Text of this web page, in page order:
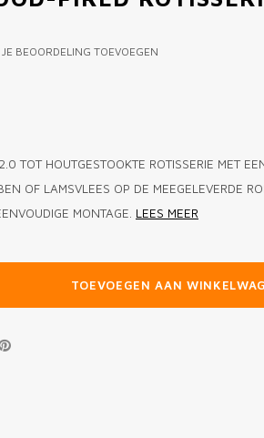
JE BEOORDELING TOEVOEGEN
TOT HOUTGESTOOKTE ROTISSERIE MET
OF LAMSVLEES OP DE MEEGELEVERDE
MONTAGE. LEES MEER
TOEVOEGEN AAN